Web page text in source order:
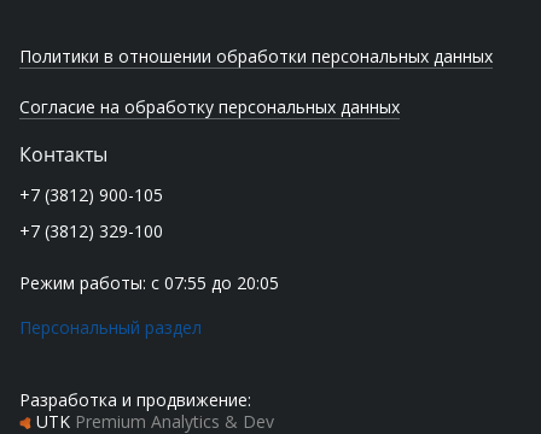
Политики в отношении обработки персональных данных
Согласие на обработку персональных данных
Контакты
+7 (3812) 900-105
+7 (3812) 329-100
Режим работы: с 07:55 до 20:05
Персональный раздел
Разработка и продвижение:
UTK Premium Analytics & Dev